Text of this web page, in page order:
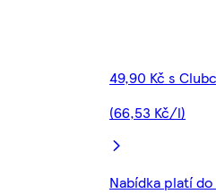
49,90 Kč s
(66,53 Kč/l)
Nabídka platí do